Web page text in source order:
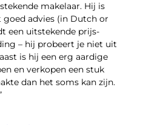
makelaar. Hij is
goed advies (in Dutch or
een uitstekende prijs-
– hij probeert je niet uit
is hij een erg aardige
en verkopen een stuk
dan het soms kan zijn.